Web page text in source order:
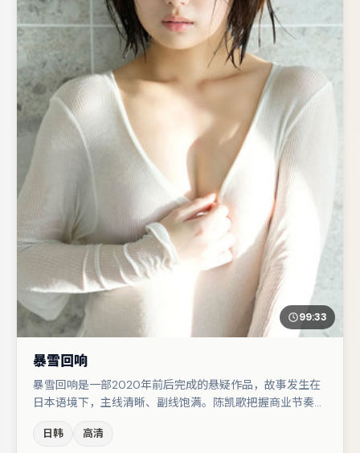
99:33
暴雪回响
暴雪回响是一部2020年前后完成的悬疑作品，故事发生在
日本语境下，主线清晰、副线饱满。陈凯歌把握商业节奏的
容包括胡歌、汤唯、秦海璐等，角色动机前后呼应，适合喜
日韩 高清